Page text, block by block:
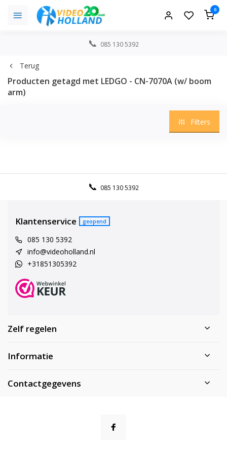
0
085 130 5392
Terug
Producten getagd met LEDGO - CN-7070A (w/ boom
arm)
Filters
085 130 5392
Klantenservice geopend
085 130 5392
info@videoholland.nl
+31851305392
Zelf regelen
Informatie
Contactgegevens